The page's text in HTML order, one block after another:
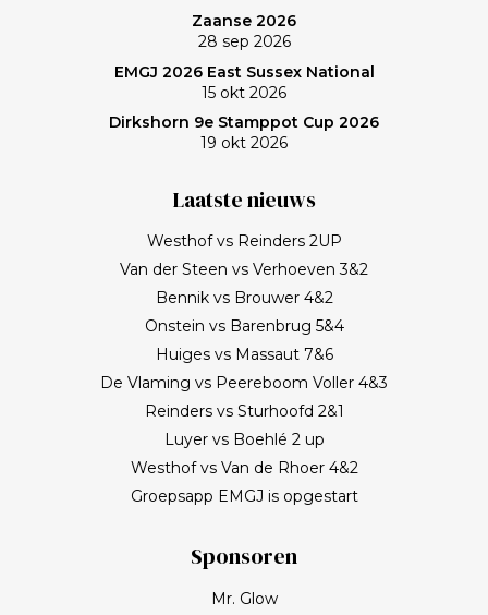
Zaanse 2026
28 sep 2026
EMGJ 2026 East Sussex National
15 okt 2026
Dirkshorn 9e Stamppot Cup 2026
19 okt 2026
Laatste nieuws
Westhof vs Reinders 2UP
Van der Steen vs Verhoeven 3&2
Bennik vs Brouwer 4&2
Onstein vs Barenbrug 5&4
Huiges vs Massaut 7&6
De Vlaming vs Peereboom Voller 4&3
Reinders vs Sturhoofd 2&1
Luyer vs Boehlé 2 up
Westhof vs Van de Rhoer 4&2
Groepsapp EMGJ is opgestart
Sponsoren
Mr. Glow